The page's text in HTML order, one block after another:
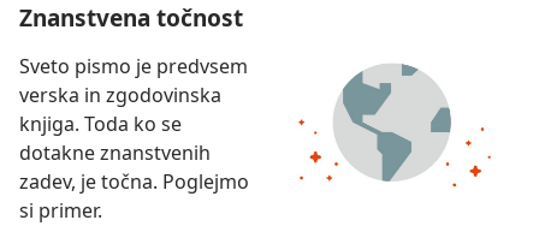
Znanstvena točnost
Sveto pismo je predvsem
verska in zgodovinska
knjiga. Toda ko se
dotakne znanstvenih
zadev, je točna. Poglejmo
si primer.